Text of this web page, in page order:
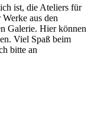
ist, die Ateliers für
aus den
Galerie. Hier können
Viel Spaß beim
bitte an